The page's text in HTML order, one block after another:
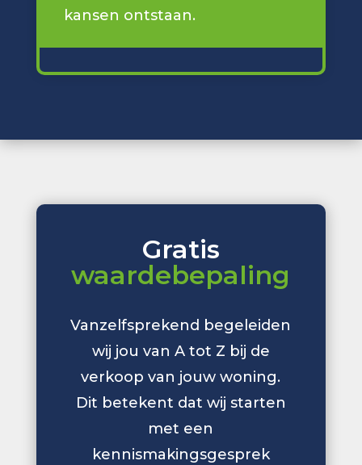
kansen ontstaan.
Gratis
waardebepaling
Vanzelfsprekend begeleiden
wij jou van A tot Z bij de
verkoop van jouw woning.
Dit betekent dat wij starten
met een
kennismakingsgesprek